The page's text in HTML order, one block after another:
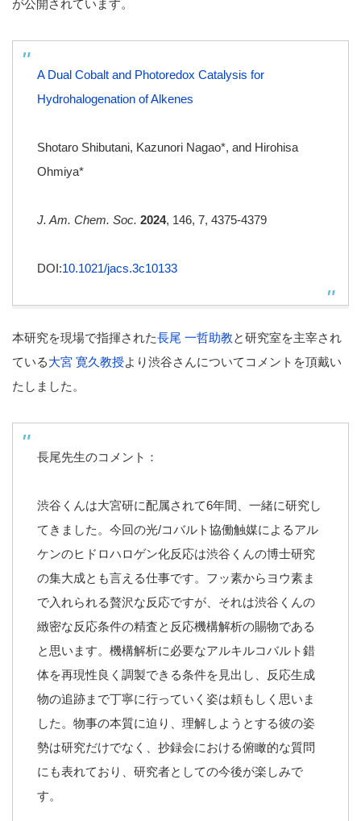
が公開されています。
A Dual Cobalt and Photoredox Catalysis for
Hydrohalogenation of Alkenes
Shotaro Shibutani, Kazunori Nagao*, and Hirohisa
Ohmiya*
J. Am. Chem. Soc. 2024, 146, 7, 4375-4379
DOI:10.1021/jacs.3c10133
本研究を現場で指揮された長尾 一哲助教と研究室を主宰され
ている大宮 寛久教授より渋谷さんについてコメントを頂戴い
たしました。
長尾先生のコメント：
渋谷くんは大宮研に配属されて6年間、一緒に研究し
てきました。今回の光/コバルト協働触媒によるアル
ケンのヒドロハロゲン化反応は渋谷くんの博士研究
の集大成とも言える仕事です。フッ素からヨウ素ま
で入れられる贅沢な反応ですが、それは渋谷くんの
緻密な反応条件の精査と反応機構解析の賜物である
と思います。機構解析に必要なアルキルコバルト錯
体を再現性良く調製できる条件を見出し、反応生成
物の追跡まで丁寧に行っていく姿は頼もしく思いま
した。物事の本質に迫り、理解しようとする彼の姿
勢は研究だけでなく、抄録会における俯瞰的な質問
にも表れており、研究者としての今後が楽しみで
す。